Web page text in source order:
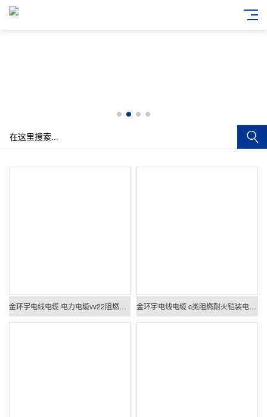
金环宇电线电缆 电力电缆vv22阻燃耐火铠装电缆ZCN-VV22-4X400+1X185平方 金环宇电线电缆 c类阻燃耐火铠装电力电缆ZCN-VV22-4X300+1X150平方vv22电缆